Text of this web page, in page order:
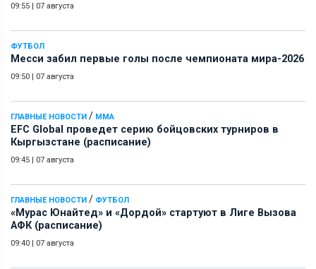
09:55 | 07 августа
ФУТБОЛ
Месси забил первые голы после чемпионата мира-2026
09:50 | 07 августа
ГЛАВНЫЕ НОВОСТИ / ММА
EFC Global проведет серию бойцовских турниров в
Кыргызстане (расписание)
09:45 | 07 августа
ГЛАВНЫЕ НОВОСТИ / ФУТБОЛ
«Мурас Юнайтед» и «Дордой» стартуют в Лиге Вызова
АФК (расписание)
09:40 | 07 августа